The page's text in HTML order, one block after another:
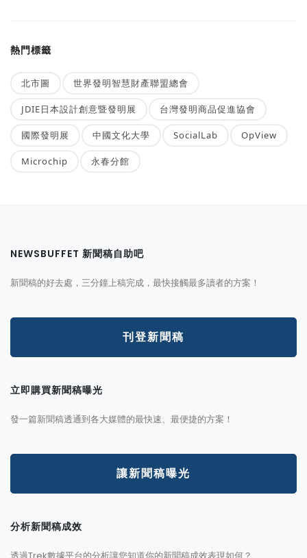
熱門標籤
北市圖 世界發明智慧財產聯盟總會
JDIE日本設計創意暨發明展 台灣發明商品促進協會
國際發明展 中國文化大學 SocialLab OpView
Microchip 永春分館
NEWSBUFFET 新聞稿自助吧
新聞稿的好去處，三分鐘上稿完成，最快接觸最多讀者的方案！
刊登新聞稿
立即購買新聞稿曝光
發一篇新聞稿透通到各大媒體的最快速、最便捷的方案！
讓新聞稿曝光
分析新聞稿成效